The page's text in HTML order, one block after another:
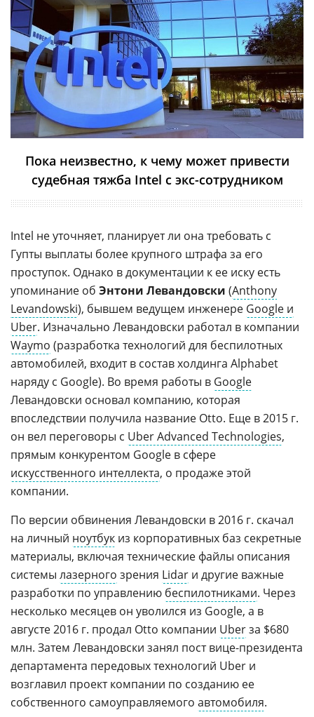
Пока неизвестно, к чему может привести
судебная тяжба Intel с экс-сотрудником
Intel не уточняет, планирует ли она требовать с
Гупты выплаты более крупного штрафа за его
проступок. Однако в документации к ее иску есть
упоминание об Энтони Левандовски (Anthony
Levandowski), бывшем ведущем инженере Google и
Uber. Изначально Левандовски работал в компании
Waymo (разработка технологий для беспилотных
автомобилей, входит в состав холдинга Alphabet
наряду с Google). Во время работы в Google
Левандовски основал компанию, которая
впоследствии получила название Otto. Еще в 2015 г.
он вел переговоры с Uber Advanced Technologies,
прямым конкурентом Google в сфере
искусственного интеллекта, о продаже этой
компании.
По версии обвинения Левандовски в 2016 г. скачал
на личный ноутбук из корпоративных баз секретные
материалы, включая технические файлы описания
системы лазерного зрения Lidar и другие важные
разработки по управлению беспилотниками. Через
несколько месяцев он уволился из Google, а в
августе 2016 г. продал Otto компании Uberза $680
млн. Затем Левандовски занял пост вице-президента
департамента передовых технологий Uber и
возглавил проект компании по созданию ее
собственного самоуправляемого автомобиля.